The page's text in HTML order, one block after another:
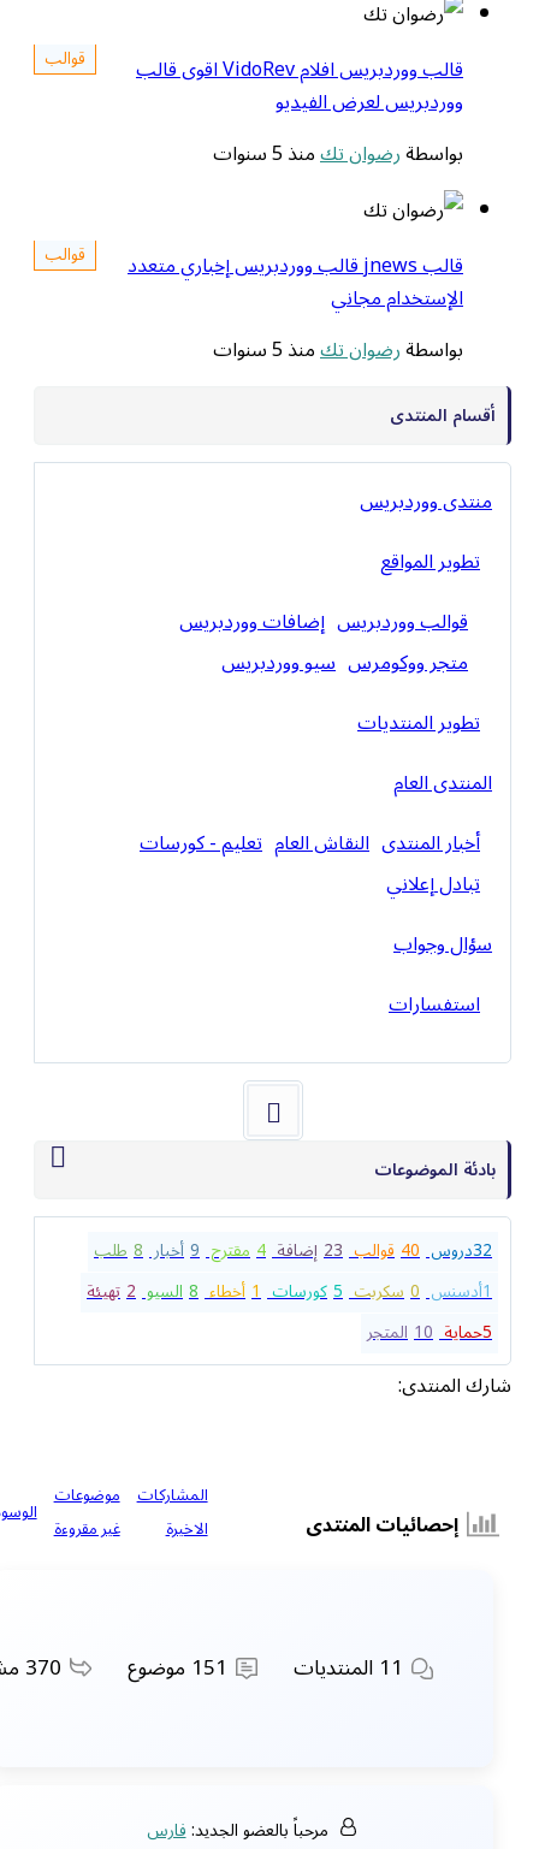
قوالب قالب ووردبريس افلام VidoRev اقوى قالب
ووردبريس لعرض الفيديو
بواسطةرضوان تكمنذ 5 سنوات
قوالب قالب jnews قالب ووردبريس إخباري متعدد
الإستخدام مجاني
بواسطةرضوان تكمنذ 5 سنوات
أقسام المنتدى
منتدى ووردبريس
تطوير المواقع
قوالب ووردبريس إضافات ووردبريس
متجر ووكومرس سيو ووردبريس
تطوير المنتديات
المنتدى العام
أخبار المنتدى النقاش العام تعليم - كورسات
تبادل إعلاني
سؤال وجواب
استفسارات
بادئة الموضوعات
32دروس 40قوالب23إضافة4 مقترح 9 أخبار8 طلب
أدسنس 0 سكربت5 كورسات1 أخطاء8 السيو 2 تهيئة
حماية10المتجر
شارك المنتدى:
إحصائيات المنتدى
المشاركات
الاخيرة
موضوعات
غير مقروءة
الوسوم
11 المنتديات 151موضوع 370
مرحباً بالعضو الجديد:فارس